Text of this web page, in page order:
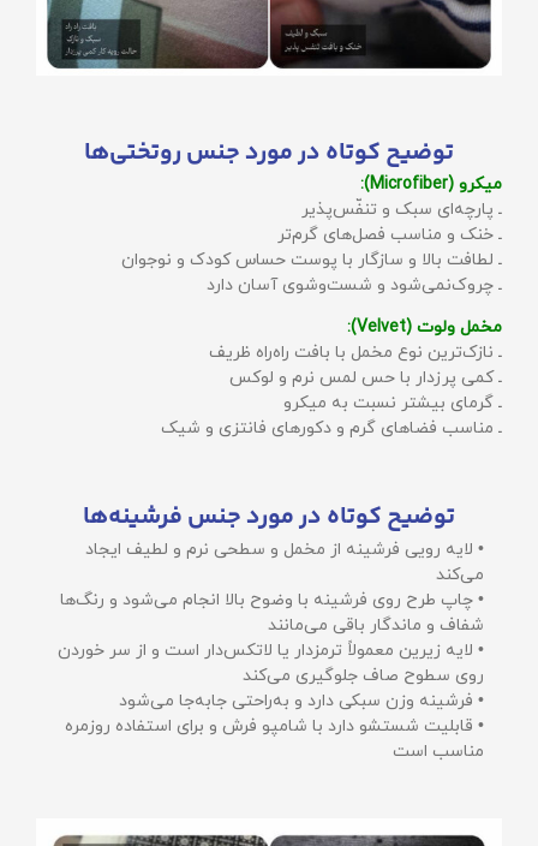
توضیح کوتاه در مورد جنس روتختی‌ها
میکرو (Microfiber):
ـ پارچه‌ای سبک و تنفّس‌پذیر
ـ خنک و مناسب فصل‌های گرم‌تر
ـ لطافت بالا و سازگار با پوست حساس کودک و نوجوان
ـ چروک‌نمی‌شود و شست‌وشوی آسان دارد
مخمل ولوت (Velvet):
ـ نازک‌ترین نوع مخمل با بافت راه‌راه ظریف
ـ کمی پرزدار با حس لمس نرم و لوکس
ـ گرمای بیشتر نسبت به میکرو
ـ مناسب فضاهای گرم و دکورهای فانتزی و شیک
توضیح کوتاه در مورد جنس فرشینه‌ها
• لایه رویی فرشینه از مخمل و سطحی نرم و لطیف ایجاد
می‌کند
• چاپ طرح روی فرشینه با وضوح بالا انجام می‌شود و رنگ‌ها
شفاف و ماندگار باقی می‌مانند
• لایه زیرین معمولاً ترمزدار یا لاتکس‌دار است و از سر خوردن
روی سطوح صاف جلوگیری می‌کند
• فرشینه وزن سبکی دارد و به‌راحتی جابه‌جا می‌شود
• قابلیت شستشو دارد با شامپو فرش و برای استفاده روزمره
مناسب است